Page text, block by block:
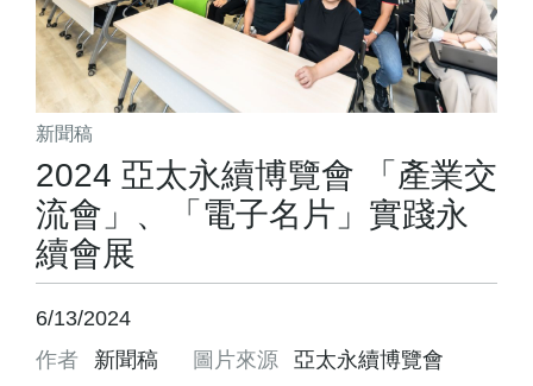
新聞稿
2024 亞太永續博覽會 「產業交
流會」、「電子名片」實踐永
續會展
6/13/2024
作者
新聞稿 圖片來源 亞太永續博覽會